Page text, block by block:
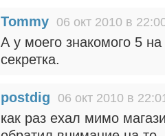
Tommy 06 окт 2010 в
А у моего знакомого 5
секретка.
postdig 06 окт 2010 в
как раз ехал мимо